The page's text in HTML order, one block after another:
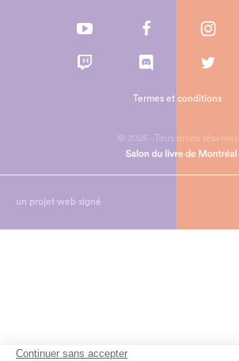
© 2026 - Tous droits réservés
Termes et conditions
un projet web signé